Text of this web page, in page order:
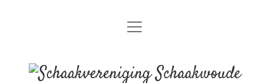
Nieuws
Algemene Informatie
dropdown
open
Schaakvereniging